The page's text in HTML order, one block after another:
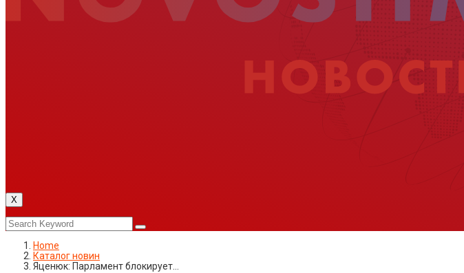
X
Home
Каталог новин
Яценюк: Парламент блокирует…